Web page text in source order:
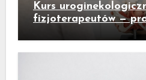
Kurs
fizjoterapeutów —
przewodnik dla